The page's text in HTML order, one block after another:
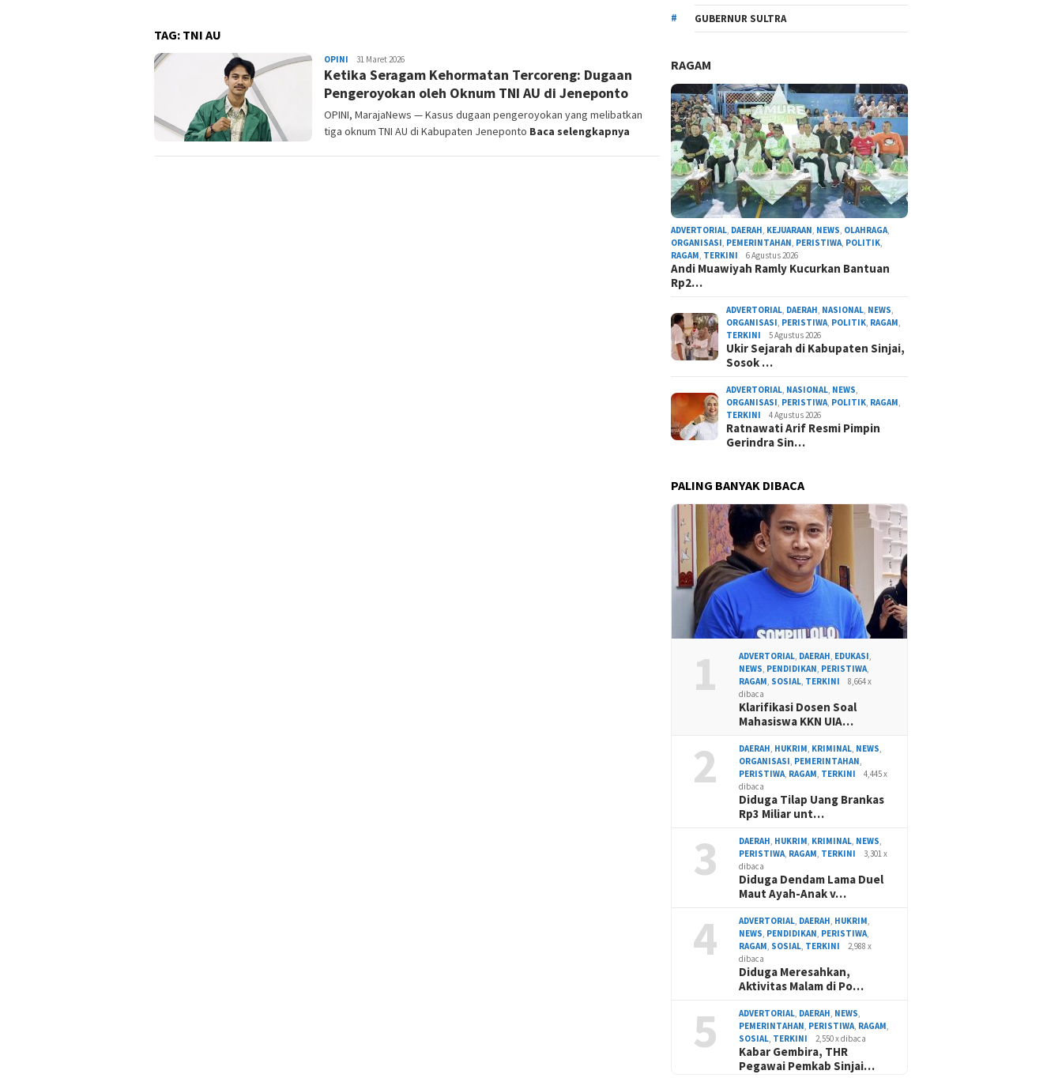
TAG: TNI AU
OPINI Admin
Redaksi
31 Maret 2026
Ketika Seragam Kehormatan Tercoreng: Dugaan
Pengeroyokan oleh Oknum TNI AU di Jeneponto
OPINI, MarajaNews — Kasus dugaan pengeroyokan yang melibatkan
tiga oknum TNI AU di Kabupaten Jeneponto Baca selengkapnya
GUBERNUR SULTRA
RAGAM
ADVERTORIAL DAERAH KEJUARAAN NEWS OLAHRAGA
ORGANISASI PEMERINTAHAN PERISTIWA POLITIK
RAGAM TERKINI 6 Agustus 2026
Andi Muawiyah Ramly Kucurkan Bantuan
Rp2…
ADVERTORIAL DAERAH NASIONAL NEWS
ORGANISASI PERISTIWA POLITIK RAGAM
TERKINI
5 Agustus 2026
Ukir Sejarah di Kabupaten Sinjai,
Sosok …
ADVERTORIAL NASIONAL NEWS
ORGANISASI PERISTIWA POLITIK RAGAM
TERKINI
4 Agustus 2026
Ratnawati Arif Resmi Pimpin
Gerindra Sin…
PALING BANYAK DIBACA
1 ADVERTORIAL DAERAH EDUKASI
NEWS PENDIDIKAN PERISTIWA
RAGAM SOSIAL TERKINI
8,664 x
dibaca
Klarifikasi Dosen Soal
Mahasiswa KKN UIA…
2 DAERAH HUKRIM KRIMINAL NEWS
ORGANISASI PEMERINTAHAN
PERISTIWA RAGAM TERKINI
4,445 x
dibaca
Diduga Tilap Uang Brankas
Rp3 Miliar unt…
3 DAERAH HUKRIM KRIMINAL NEWS
PERISTIWA RAGAM TERKINI
3,301 x
dibaca
Diduga Dendam Lama Duel
Maut Ayah-Anak v…
4 ADVERTORIAL DAERAH HUKRIM
NEWS PENDIDIKAN PERISTIWA
RAGAM SOSIAL TERKINI
2,988 x
dibaca
Diduga Meresahkan,
Aktivitas Malam di Po…
5 ADVERTORIAL DAERAH NEWS
PEMERINTAHAN PERISTIWA RAGAM
SOSIAL TERKINI 2,550 x dibaca
Kabar Gembira, THR
Pegawai Pemkab Sinjai…